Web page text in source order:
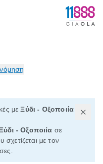
μεΞύδι - Οξοποιία
- Οξοποιία σε
σχετίζεται με τον